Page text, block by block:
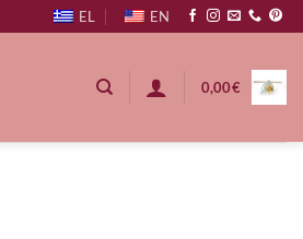
EL EN
0,00€